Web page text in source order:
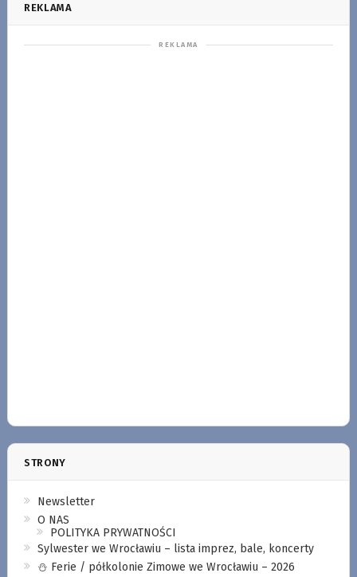
REKLAMA
STRONY
Newsletter
O NAS
POLITYKA PRYWATNOŚCI
Sylwester we Wrocławiu – lista imprez, bale, koncerty
⛄️ Ferie / półkolonie Zimowe we Wrocławiu – 2026